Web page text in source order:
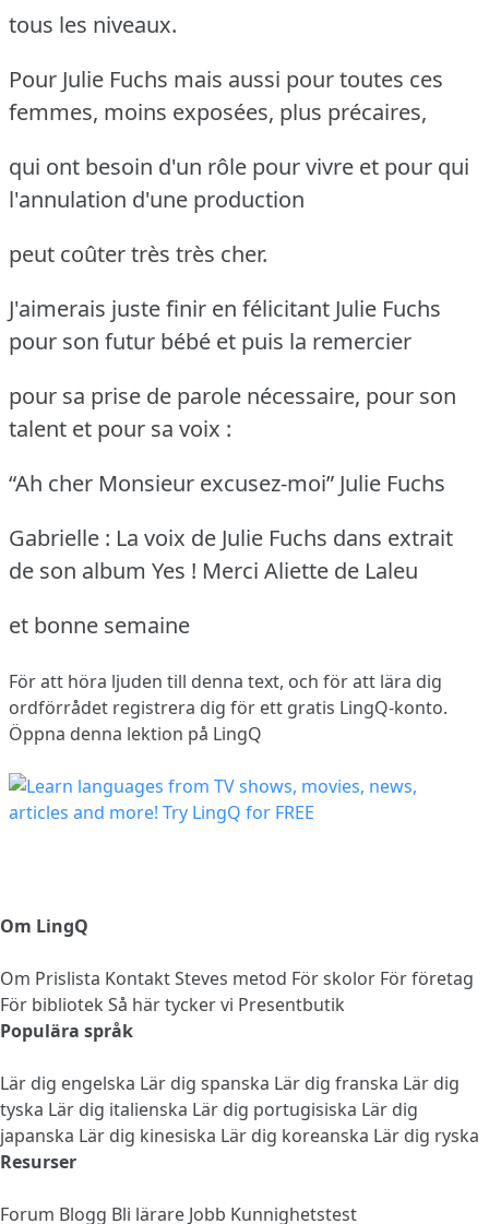
tous les niveaux.
Pour Julie Fuchs mais aussi pour toutes ces
femmes, moins exposées, plus précaires,
qui ont besoin d'un rôle pour vivre et pour qui
l'annulation d'une production
peut coûter très très cher.
J'aimerais juste finir en félicitant Julie Fuchs
pour son futur bébé et puis la remercier
pour sa prise de parole nécessaire, pour son
talent et pour sa voix :
“Ah cher Monsieur excusez-moi” Julie Fuchs
Gabrielle : La voix de Julie Fuchs dans extrait
de son album Yes ! Merci Aliette de Laleu
et bonne semaine
För att höra ljuden till denna text, och för att lära dig
ordförrådet registrera dig för ett gratis LingQ-konto.
Öppna denna lektion på LingQ
Om LingQ
Om Prislista KontaktSteves metod För skolor För företag
För bibliotek Så här tycker vi Presentbutik
Populära språk
Lär dig engelska Lär dig spanska Lär dig franska Lär dig
tyska Lär dig italienska Lär dig portugisiska Lär dig
japanska Lär dig kinesiska Lär dig koreanska Lär dig ryska
Resurser
Forum Blogg Bli lärare Jobb Kunnighetstest